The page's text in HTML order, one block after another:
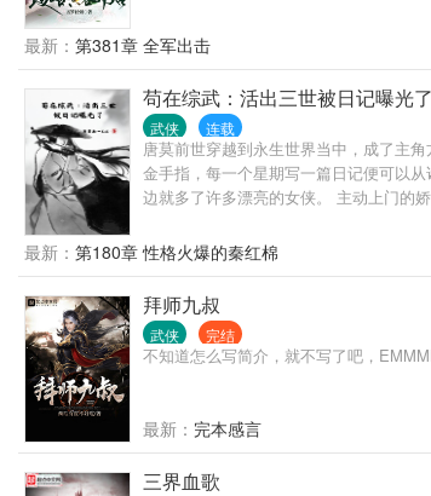
最新： 第381章 全军出击
苟在综武：活出三世被日记曝光了
武侠 连载
唐莫前世穿越到永生世界当中，成了主
金手指，每一个星期写一篇日记便可以
边就多了许多漂亮的女侠。 主动上门的
最新： 第180章 性格火爆的秦红棉
拜师九叔
武侠 完结
不知道怎么写简介，就不写了吧，
最新： 完本感言
三界血歌